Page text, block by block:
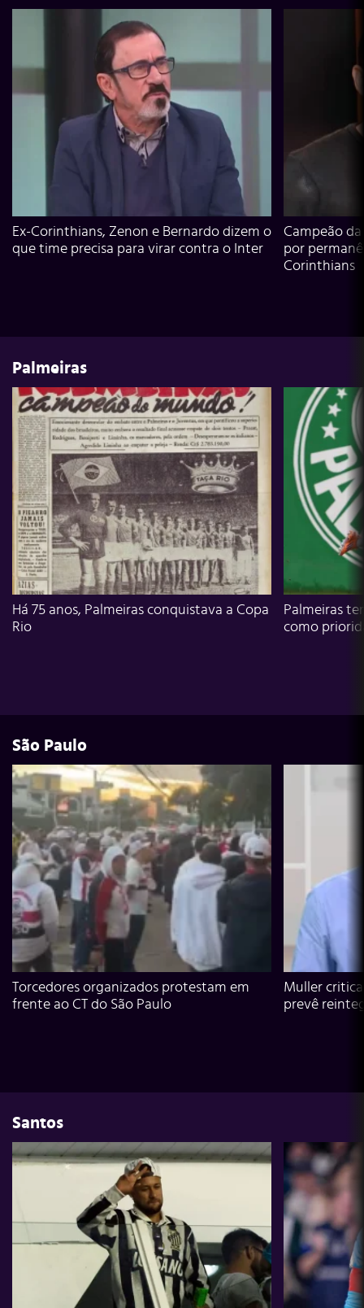
Ex-Corinthians, Zenon e Bernardo dizem o
que time precisa para virar contra o Inter
Campeão
por
Corinthians
Palmeiras
Há 75 anos, Palmeiras conquistava a Copa
Rio
Palmeiras
como
São Paulo
Torcedores organizados protestam em
frente ao CT do São Paulo
Muller
prevê
Santos